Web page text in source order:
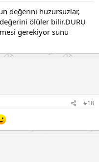
değerini huzursuzlar,
ölüler bilir.DURU
gerekiyor sunu
#18